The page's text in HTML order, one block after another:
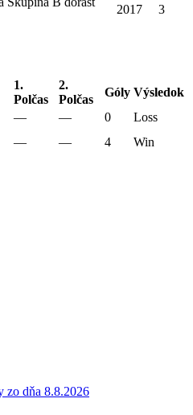
2017 3
1.
Polčas
2.
Polčas
Góly Výsledok
— — 0
Loss
— — 4 Win
zo dňa 8.8.2026